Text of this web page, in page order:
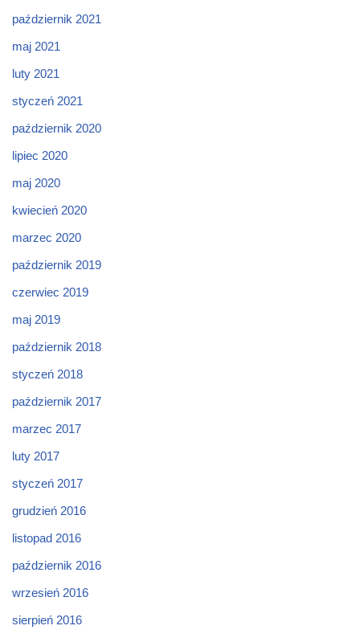
październik 2021
maj 2021
luty 2021
styczeń 2021
październik 2020
lipiec 2020
maj 2020
kwiecień 2020
marzec 2020
październik 2019
czerwiec 2019
maj 2019
październik 2018
styczeń 2018
październik 2017
marzec 2017
luty 2017
styczeń 2017
grudzień 2016
listopad 2016
październik 2016
wrzesień 2016
sierpień 2016